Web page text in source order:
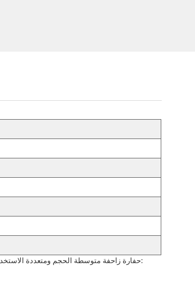
حفارة زاحفة متوسطة الحجم ومتعددة الاستخدامات وقوية، مصممة لمجموعة واسعة من المهام الشاقة، من البناء إلى التعدين والهدم. إليكم شرحًا مفصلًا لمواصفاتها وميزاتها: